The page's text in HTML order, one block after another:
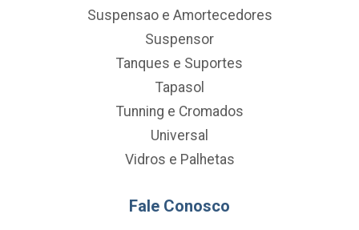
Suspensao e Amortecedores
Suspensor
Tanques e Suportes
Tapasol
Tunning e Cromados
Universal
Vidros e Palhetas
Fale Conosco